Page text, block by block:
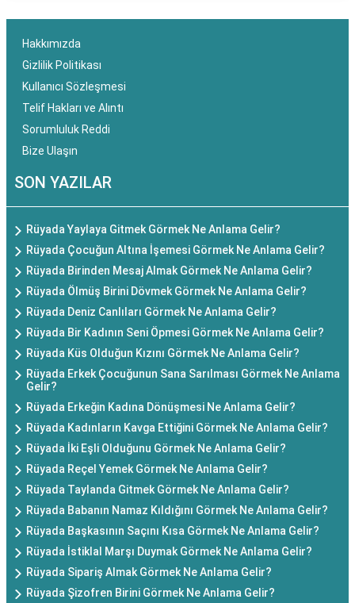
Hakkımızda
Gizlilik Politikası
Kullanıcı Sözleşmesi
Telif Hakları ve Alıntı
Sorumluluk Reddi
Bize Ulaşın
SON YAZILAR
Rüyada Yaylaya Gitmek Görmek Ne Anlama Gelir?
Rüyada Çocuğun Altına İşemesi Görmek Ne Anlama Gelir?
Rüyada Birinden Mesaj Almak Görmek Ne Anlama Gelir?
Rüyada Ölmüş Birini Dövmek Görmek Ne Anlama Gelir?
Rüyada Deniz Canlıları Görmek Ne Anlama Gelir?
Rüyada Bir Kadının Seni Öpmesi Görmek Ne Anlama Gelir?
Rüyada Küs Olduğun Kızını Görmek Ne Anlama Gelir?
Rüyada Erkek Çocuğunun Sana Sarılması Görmek Ne Anlama
Gelir?
Rüyada Erkeğin Kadına Dönüşmesi Ne Anlama Gelir?
Rüyada Kadınların Kavga Ettiğini Görmek Ne Anlama Gelir?
Rüyada İki Eşli Olduğunu Görmek Ne Anlama Gelir?
Rüyada Reçel Yemek Görmek Ne Anlama Gelir?
Rüyada Taylanda Gitmek Görmek Ne Anlama Gelir?
Rüyada Babanın Namaz Kıldığını Görmek Ne Anlama Gelir?
Rüyada Başkasının Saçını Kısa Görmek Ne Anlama Gelir?
Rüyada İstiklal Marşı Duymak Görmek Ne Anlama Gelir?
Rüyada Sipariş Almak Görmek Ne Anlama Gelir?
Rüyada Şizofren Birini Görmek Ne Anlama Gelir?